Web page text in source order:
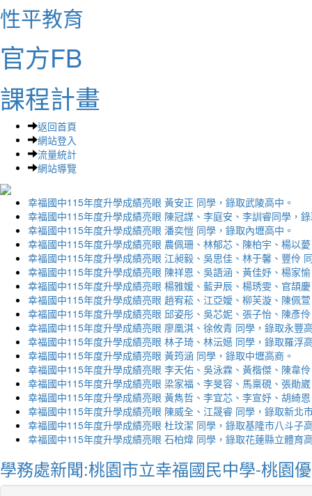
性平教育
官方FB
課程計畫
返回首頁
網站登入
流量統計
網站導覽
幸福國中115年度升學成績亮眼 黃安正 同學，錄取武陵高中。
幸福國中115年度升學成績亮眼 陳冠謀、李庭安、李訓睿同學，
幸福國中115年度升學成績亮眼 潘奕愷 同學，錄取內壢高中。
幸福國中115年度升學成績亮眼 農佩珊、林郁芯、陳柏宇、楊以
幸福國中115年度升學成績亮眼 江昶毅、吳思佳、林于馨、豐伶
幸福國中115年度升學成績亮眼 陳祥恩、吳語涵、黃佳妤、楊家
幸福國中115年度升學成績亮眼 楊雅媛、藍尹辰、楊琇雯、官頡
幸福國中115年度升學成績亮眼 趙宥菘、江亞嬡、柳芙漩、陳佩
幸福國中115年度升學成績亮眼 邱姿彤、吳芯妮、張子怡、陳彥
幸福國中115年度升學成績亮眼 廖凰淇、徐攸青 同學，錄取永豐
幸福國中115年度升學成績亮眼 林子琦、林沄嬨 同學，錄取羅浮
幸福國中115年度升學成績亮眼 黃筠涵 同學，錄取中壢高商。
幸福國中115年度升學成績亮眼 李天佑、吳泳霖、黃楷傑、陳韋
幸福國中115年度升學成績亮眼 梁家福、李旻容、馬稟硯、張勛
幸福國中115年度升學成績亮眼 黃雋哲、李宜芯、李宣妤、胡綺
幸福國中115年度升學成績亮眼 陳威全、江晟睿 同學，錄取新北
幸福國中115年度升學成績亮眼 杜玟潔 同學，錄取基隆市八斗子
幸福國中115年度升學成績亮眼 石柏煒 同學，錄取花蓮縣立體育
學務處新聞:桃園市立幸福國民中學-桃園